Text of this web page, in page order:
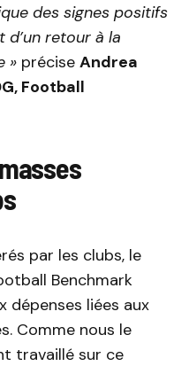
des signes positifs
d’un retour à la
» précise Andrea
Football
par les clubs, le
Benchmark
dépenses liées aux
Comme nous le
travaillé sur ce